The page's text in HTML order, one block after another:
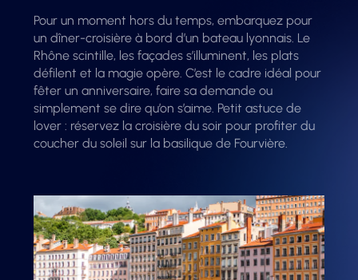
Pour un moment hors du temps, embarquez pour
un dîner-croisière à bord d’un bateau lyonnais. Le
Rhône scintille, les façades s’illuminent, les plats
défilent et la magie opère. C’est le cadre idéal pour
fêter un anniversaire, faire sa demande ou
simplement se dire qu’on s’aime. Petit astuce de
lover : réservez la croisière du soir pour profiter du
coucher du soleil sur la basilique de Fourvière.